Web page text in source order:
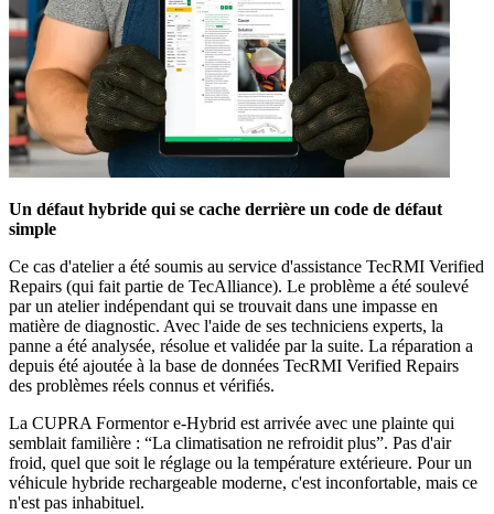
Un défaut hybride qui se cache derrière un code de défaut
simple
Ce cas d'atelier a été soumis au service d'assistance TecRMI Verified
Repairs (qui fait partie de TecAlliance). Le problème a été soulevé
par un atelier indépendant qui se trouvait dans une impasse en
matière de diagnostic. Avec l'aide de ses techniciens experts, la
panne a été analysée, résolue et validée par la suite. La réparation a
depuis été ajoutée à la base de données TecRMI Verified Repairs
des problèmes réels connus et vérifiés.
La CUPRA Formentor e-Hybrid est arrivée avec une plainte qui
semblait familière : “La climatisation ne refroidit plus”. Pas d'air
froid, quel que soit le réglage ou la température extérieure. Pour un
véhicule hybride rechargeable moderne, c'est inconfortable, mais ce
n'est pas inhabituel.